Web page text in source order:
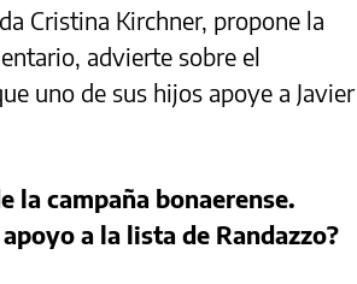
Cristina Kirchner, propone la
advierte sobre el
uno de sus hijos apoye a Javier
la campaña bonaerense.
a la lista de Randazzo?